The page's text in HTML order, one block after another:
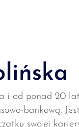
i od ponad 20 lat
bankową.
swojej